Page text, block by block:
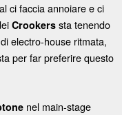
ci faccia annoiare e ci
Crookers sta tenendo
electro-house ritmata,
per far preferire questo
nel main-stage